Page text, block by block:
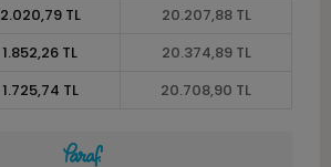
2.020,79 TL
20.207,88 TL
1.852,26 TL
20.374,89 TL
1.725,74 TL 20.708,90 TL